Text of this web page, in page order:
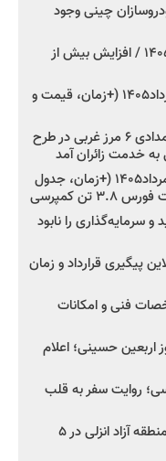
چینی وجود
اعلام قیمت جدید پارس نوا در مرداد ۱۴۰۵ / افزایش بیش از
شروع فروش کشنده و کامیون فاو -مرداد۱۴۰۵ (+زمان، قیمت و
مدیرعامل امدادخودروسایپا: پوشش امدادی ۶ مرز غربی در طرح
شروع فروش ۸ محصول بهمن دیزل -مرداد۱۴۰۵ (+زمان، جدول
کمپرسی
سرمایه‌گذاری را نابود
پیگیری قرارداد و زمان
فنی و امکانات
روز اربعین حسینی؛ اعلام
روایت سفر به قلب
استاندار گیلان: تردد خودروهای پلاک منطقه آزاد انزلی در ۵